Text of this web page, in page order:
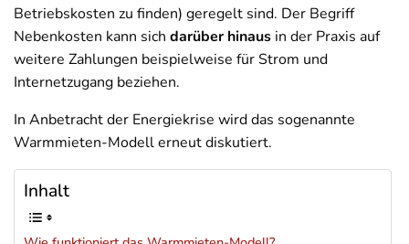
Betriebskosten zu finden) geregelt sind. Der Begriff
Nebenkosten kann sichdarüber hinaus in der Praxis auf
weitere Zahlungen beispielweise für Strom und
Internetzugang beziehen.
In Anbetracht der Energiekrise wird das sogenannte
Warmmieten-Modell erneut diskutiert.
Inhalt